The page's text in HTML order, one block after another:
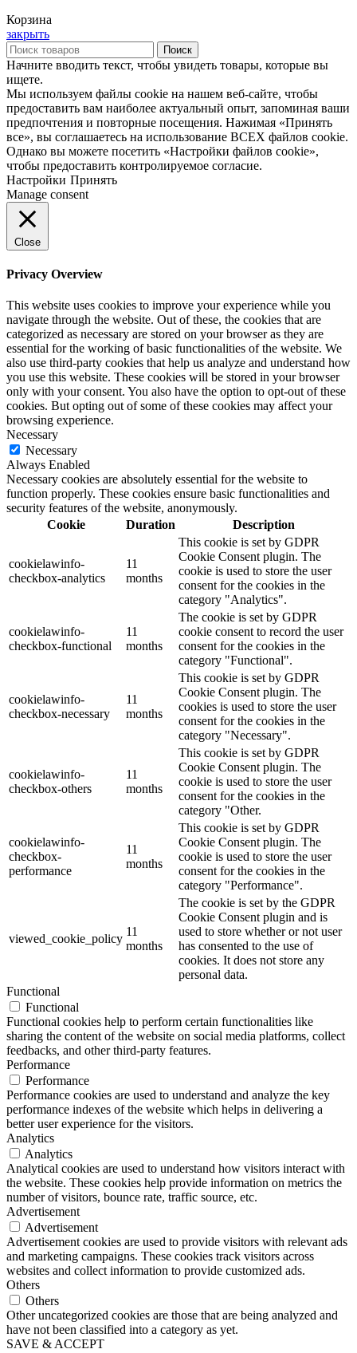
Корзина
закрыть
Поиск
Начните вводить текст, чтобы увидеть товары, которые вы
ищете.
Мы используем файлы cookie на нашем веб-сайте, чтобы
предоставить вам наиболее актуальный опыт, запоминая ваши
предпочтения и повторные посещения. Нажимая «Принять
все», вы соглашаетесь на использование ВСЕХ файлов cookie.
Однако вы можете посетить «Настройки файлов cookie»,
чтобы предоставить контролируемое согласие.
Настройки Принять
Manage consent
Close
Privacy Overview
This website uses cookies to improve your experience while you
navigate through the website. Out of these, the cookies that are
categorized as necessary are stored on your browser as they are
essential for the working of basic functionalities of the website. We
also use third-party cookies that help us analyze and understand how
you use this website. These cookies will be stored in your browser
only with your consent. You also have the option to opt-out of these
cookies. But opting out of some of these cookies may affect your
browsing experience.
Necessary
Necessary
Always Enabled
Necessary cookies are absolutely essential for the website to
function properly. These cookies ensure basic functionalities and
security features of the website, anonymously.
Cookie
Duration Description
cookielawinfo-
checkbox-analytics
11
months
This cookie is set by GDPR
Cookie Consent plugin. The
cookie is used to store the user
consent for the cookies in the
category "Analytics".
cookielawinfo-
checkbox-functional
11
months
The cookie is set by GDPR
cookie consent to record the user
consent for the cookies in the
category "Functional".
cookielawinfo-
checkbox-necessary
11
months
This cookie is set by GDPR
Cookie Consent plugin. The
cookies is used to store the user
consent for the cookies in the
category "Necessary".
cookielawinfo-
checkbox-others
11
months
This cookie is set by GDPR
Cookie Consent plugin. The
cookie is used to store the user
consent for the cookies in the
category "Other.
cookielawinfo-
checkbox-
performance
11
months
This cookie is set by GDPR
Cookie Consent plugin. The
cookie is used to store the user
consent for the cookies in the
category "Performance".
viewed_cookie_policy
11
months
The cookie is set by the GDPR
Cookie Consent plugin and is
used to store whether or not user
has consented to the use of
cookies. It does not store any
personal data.
Functional
Functional
Functional cookies help to perform certain functionalities like
sharing the content of the website on social media platforms, collect
feedbacks, and other third-party features.
Performance
Performance
Performance cookies are used to understand and analyze the key
performance indexes of the website which helps in delivering a
better user experience for the visitors.
Analytics
Analytics
Analytical cookies are used to understand how visitors interact with
the website. These cookies help provide information on metrics the
number of visitors, bounce rate, traffic source, etc.
Advertisement
Advertisement
Advertisement cookies are used to provide visitors with relevant ads
and marketing campaigns. These cookies track visitors across
websites and collect information to provide customized ads.
Others
Others
Other uncategorized cookies are those that are being analyzed and
have not been classified into a category as yet.
SAVE & ACCEPT